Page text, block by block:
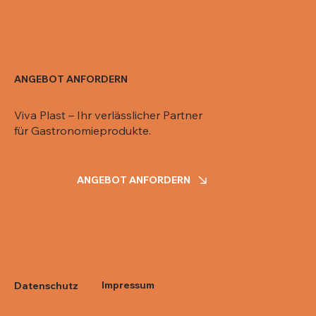
ANGEBOT ANFORDERN
Viva Plast – Ihr verlässlicher Partner
für Gastronomieprodukte.
ANGEBOT ANFORDERN
Datenschutz Impressum